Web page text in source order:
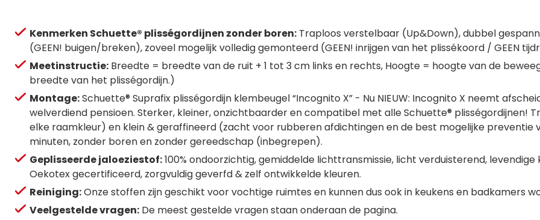
Kenmerken Schuette® plisségordijnen zonder boren: Traploos verstelbaar (Up&Down), dubbel
(GEEN! buigen/breken), zoveel mogelijk volledig gemonteerd (GEEN! inrijgen van het plissékoord / GEEN
Meetinstructie: Breedte = breedte van de ruit + 1 tot 3 cm links en rechts, Hoogte = hoogte van de
breedte van het plisségordijn.)
Montage:Schuette® Suprafix plisségordijn klembeugel “Incognito X” - Nu NIEUW: Incognito X neemt
welverdiend pensioen. Sterker, kleiner, onzichtbaarder en compatibel met alle Schuette®
elke raamkleur) en klein & geraffineerd (zacht voor rubberen afdichtingen en de best mogelijke
minuten, zonder boren en zonder gereedschap (inbegrepen).
Geplisseerde jaloeziestof:100% ondoorzichtig, gemiddelde lichttransmissie, licht verduisterend,
Oekotex gecertificeerd, zorgvuldig geverfd & zelf ontwikkelde kleuren.
Reiniging:Onze stoffen zijn geschikt voor vochtige ruimtes en kunnen dus ook in keukens en badkamers
Veelgestelde vragen: De meest gestelde vragen staan onderaan de pagina.